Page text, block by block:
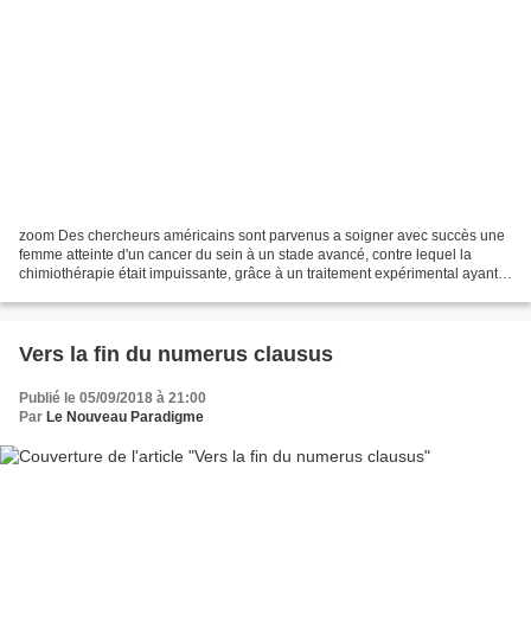
zoom Des chercheurs américains sont parvenus a soigner avec succès une
femme atteinte d'un cancer du sein à un stade avancé, contre lequel la
chimiothérapie était impuissante, grâce à un traitement expérimental ayant
Vers la fin du numerus clausus
Publié le 05/09/2018 à 21:00
Par Le Nouveau Paradigme